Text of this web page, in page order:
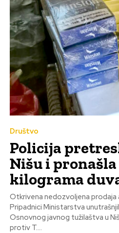
Društvo
Policija
Nišu i pronašla
kilograma
Otkrivena nedozvoljena prodaja
Pripadnici Ministarstva
Osnovnog javnog tužilaštva u
protiv T....